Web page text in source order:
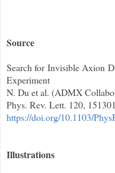
Source
Search for Invisible Axion
Experiment
N. Du et al. (ADMX
Phys. Rev. Lett. 120,
https://doi.org/10.1103/
Illustrations